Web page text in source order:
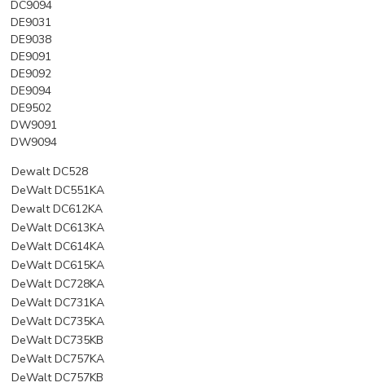
DC9094
DE9031
DE9038
DE9091
DE9092
DE9094
DE9502
DW9091
DW9094
Dewalt DC528
DeWalt DC551KA
Dewalt DC612KA
DeWalt DC613KA
DeWalt DC614KA
DeWalt DC615KA
DeWalt DC728KA
DeWalt DC731KA
DeWalt DC735KA
DeWalt DC735KB
DeWalt DC757KA
DeWalt DC757KB